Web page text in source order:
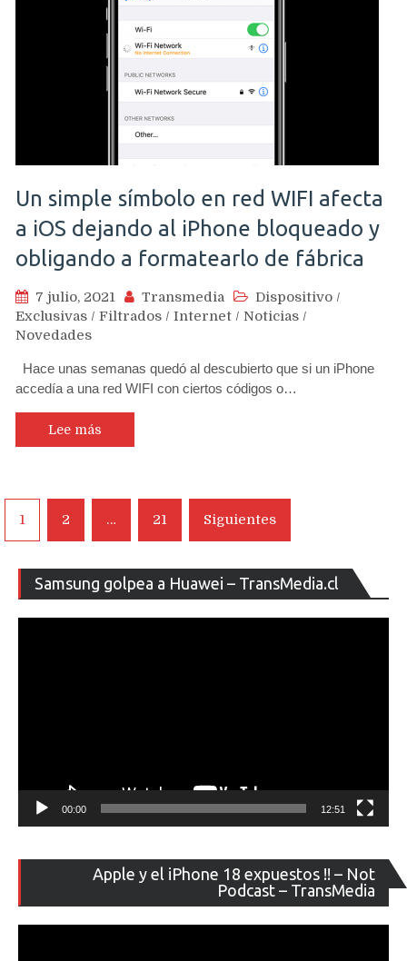
Un simple símbolo en red WIFI afecta
a iOS dejando al iPhone bloqueado y
obligando a formatearlo de fábrica
7 julio, 2021 Transmedia Dispositivo /
Exclusivas / Filtrados / Internet / Noticias /
Novedades
Hace unas semanas quedó al descubierto que si un iPhone
accedía a una red WIFI con ciertos códigos o…
Lee más
Navegación
de
entradas
1 2 … 21 Siguientes
Samsung golpea a Huawei – TransMedia.cl
de
00:00 12:51
Apple y el iPhone 18 expuestos !! – Not
Podcast – TransMedia
de